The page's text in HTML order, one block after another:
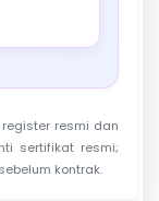
resmi dan
sertifikat resmi;
kontrak.